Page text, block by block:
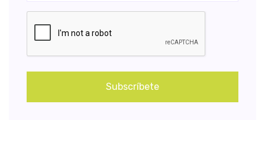
Subscríbete